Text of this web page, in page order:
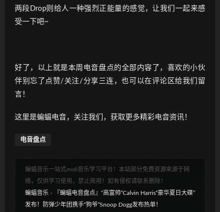
两段Drop则给人一种强烈正能量的感觉，让我们一起来感
受一下吧~
好了，以上就是本周电音盘点的全部内容了，喜欢的小伙
伴别忘了点赞/关注/分享三连，也可以在评论区给我们留
言！
这里是蝙蝠电音，关注我们，获取更多精彩电音资讯！
电音盘点
蝙蝠音乐一站式midi音乐学习平台！本站部分免费资源来源于网
络，仅供学习使用，禁止商用！如有侵权请联系删除！
蝙蝠音乐 »
『蝙蝠电音盘点』“高富帅”Calvin Harris“豪华夏日大碟”
发布！防弹少年团携手“狗爷”Snoop Dogg发布热单！